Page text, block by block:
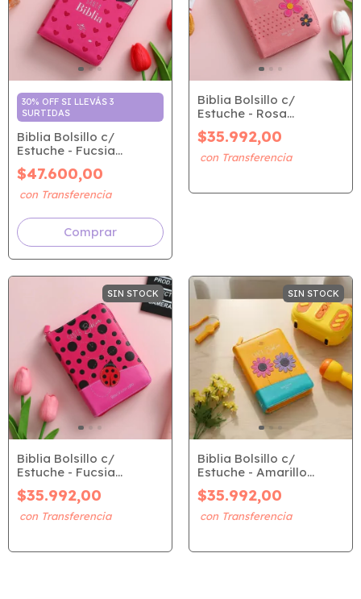
30% OFF SI LLEVÁS 3
SURTIDAS
Biblia Bolsillo c/
Estuche - Fucsia
Corazón (RVR 1960)
$47.600,00
Biblia Bolsillo c/
Estuche - Rosa
Margarita (RVR 1960)
$35.992,00
SIN STOCK
Biblia Bolsillo c/
Estuche - Fucsia
Mariquita y Lunares
(RVR 1960)
$35.992,00
SIN STOCK
Biblia Bolsillo c/
Estuche - Amarillo
Flores (RVR 1960)
$35.992,00